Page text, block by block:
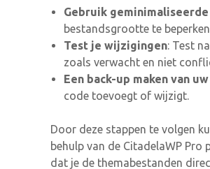
Gebruik geminimaliseerde
bestandsgrootte te
Test je wijzigingen: Test
zoals verwacht en niet
Een back-up maken van
code toevoegt of wijzigt.
Door deze stappen te volgen
behulp van de CitadelaWP
dat je de themabestanden